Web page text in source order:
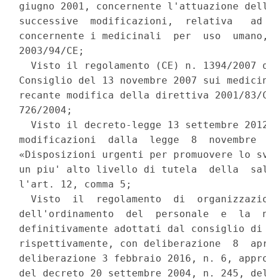
giugno 2001, concernente l'attuazione
successive  modificazioni,  relativa
concernente i medicinali  per  uso
2003/94/CE;
Visto il regolamento (CE) n. 1394/2007
Consiglio del 13 novembre 2007 sui
recante modifica della direttiva 2001/83/
726/2004;
Visto il decreto-legge 13 settembre
modificazioni  dalla  legge  8
«Disposizioni urgenti per promuovere lo
un piu' alto livello di tutela  della
l'art. 12, comma 5;
Visto  il  regolamento  di
dell'ordinamento  del  personale  e  la
definitivamente adottati dal consiglio di
rispettivamente, con deliberazione  8
deliberazione 3 febbraio 2016, n. 6,
del decreto 20 settembre 2004, n. 245,